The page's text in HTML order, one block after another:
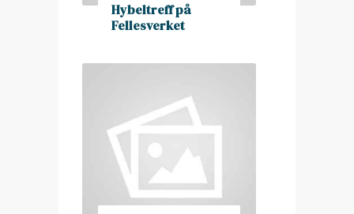
Hybeltreff på
Fellesverket